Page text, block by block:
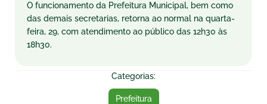
O funcionamento da Prefeitura Municipal, bem como
das demais secretarias, retorna ao normal na quarta-
feira, 29, com atendimento ao público das 12h30 às
18h30.
Categorias:
Prefeitura